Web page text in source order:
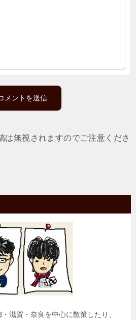
は無視されますのでご注意くださ
滋賀・奈良を中心に散策したり、